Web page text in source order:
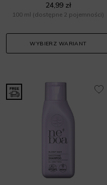
24,99 zł
100 ml (dostępne 2 pojemności)
WYBIERZ WARIANT